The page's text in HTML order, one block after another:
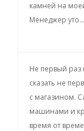
камней на
Менеджер уто...
Не первый
сказать не
с магазином.
машинами и
время от